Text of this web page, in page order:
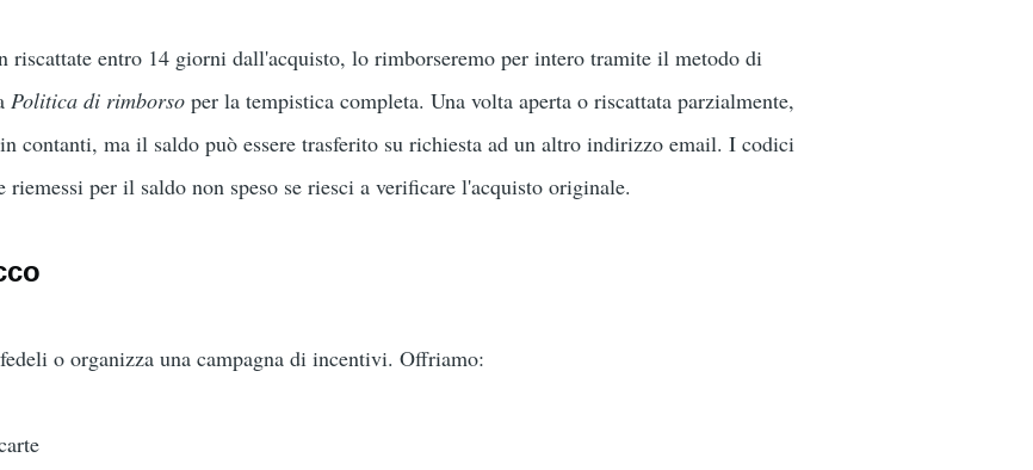
riscattate entro 14 giorni dall'acquisto, lo rimborseremo per intero tramite il metodo di
Politica di rimborso per la tempistica completa. Una volta aperta o riscattata parzialmente,
contanti, ma il saldo può essere trasferito su richiesta ad un altro indirizzo email. I codici
per il saldo non speso se riesci a verificare l'acquisto originale.
o organizza una campagna di incentivi. Offriamo: